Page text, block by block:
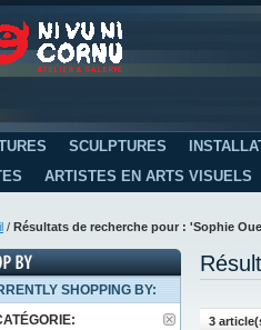
SCULPTURES
ARTISTES EN ARTS VISUELS
/ Résultats de recherche pour : 'Sophie
3
SHOPPING BY: